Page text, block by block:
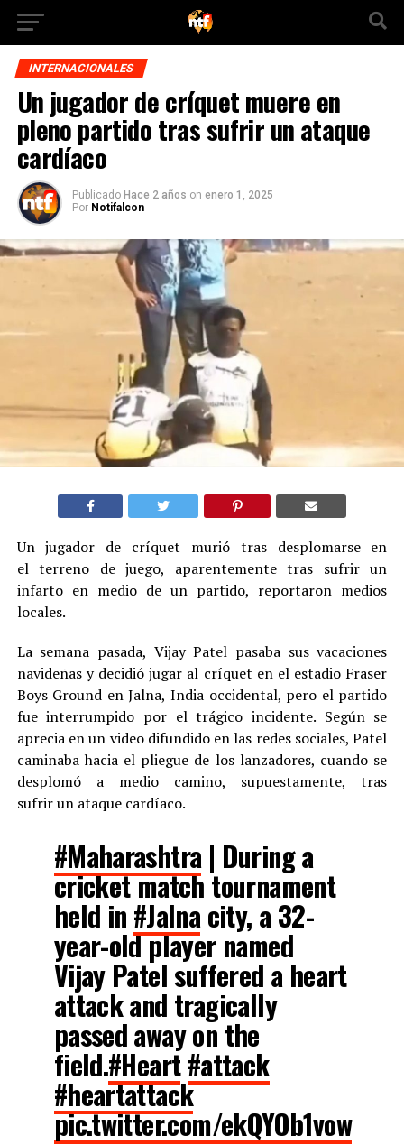
INTERNACIONALES
Un jugador de críquet muere en
pleno partido tras sufrir un ataque
cardíaco
Publicado Hace 2 años on enero 1, 2025
Por Notifalcon
Un jugador de críquet murió tras desplomarse en
el terreno de juego, aparentemente tras sufrir un
infarto en medio de un partido, reportaron medios
locales.
La semana pasada, Vijay Patel pasaba sus vacaciones
navideñas y decidió jugar al críquet en el estadio Fraser
Boys Ground en Jalna, India occidental, pero el partido
fue interrumpido por el trágico incidente. Según se
aprecia en un video difundido en las redes sociales, Patel
caminaba hacia el pliegue de los lanzadores, cuando se
desplomó a medio camino, supuestamente, tras
sufrir un ataque cardíaco.
#Maharashtra | During a
cricket match tournament
held in #Jalna city, a 32-
year-old player named
Vijay Patel suffered a heart
attack and tragically
passed away on the
field.#Heart#attack
#heartattack
pic.twitter.com/ekQYOb1vow